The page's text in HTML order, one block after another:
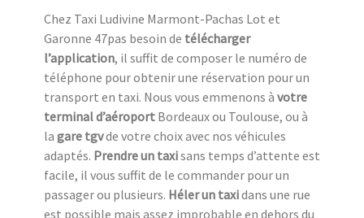
Chez Taxi Ludivine Marmont-Pachas Lot et
Garonne 47pas besoin de télécharger
l’application, il suffit de composer le numéro de
téléphone pour obtenir une réservation pour un
transport en taxi. Nous vous emmenons à votre
terminal d’aéroport Bordeaux ou Toulouse, ou à
la gare tgvde votre choix avec nos véhicules
adaptés. Prendre un taxisans temps d’attente est
facile, il vous suffit de le commander pour un
passager ou plusieurs. Héler un taxidans une rue
est possible mais assez improbable en dehors du